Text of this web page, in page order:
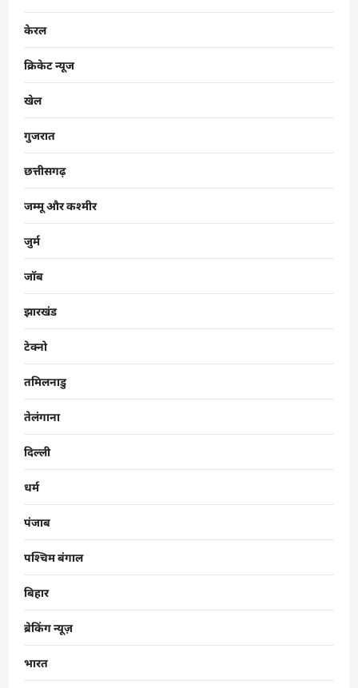
केरल
क्रिकेट न्यूज
खेल
गुजरात
छत्तीसगढ़
जम्मू और कश्मीर
जुर्म
जॉब
झारखंड
टेक्नो
तमिलनाडु
तेलंगाना
दिल्ली
धर्म
पंजाब
पश्चिम बंगाल
बिहार
ब्रेकिंग न्यूज़
भारत